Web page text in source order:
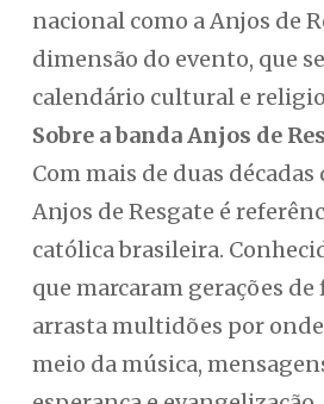
nacional como a Anjos de
dimensão do evento, que
calendário cultural e
Sobre a banda Anjos de
Com mais de duas
Anjos de Resgate é
católica brasileira.
que marcaram gerações de
arrasta multidões por onde
meio da música,